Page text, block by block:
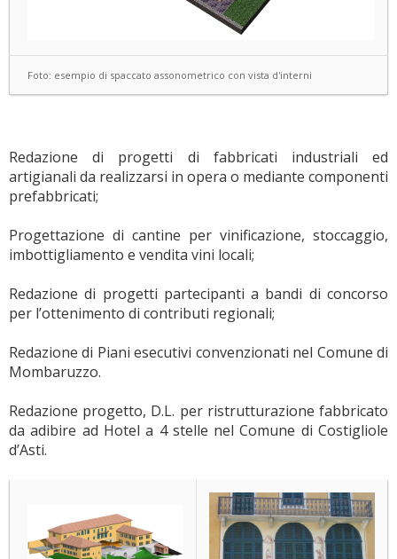
Foto: esempio di spaccato assonometrico con vista d'interni
Redazione di progetti di fabbricati industriali ed
artigianali da realizzarsi in opera o mediante componenti
prefabbricati;
Progettazione di cantine per vinificazione, stoccaggio,
imbottigliamento e vendita vini locali;
Redazione di progetti partecipanti a bandi di concorso
per l’ottenimento di contributi regionali;
Redazione di Piani esecutivi convenzionati nel Comune di
Mombaruzzo.
Redazione progetto, D.L. per ristrutturazione fabbricato
da adibire ad Hotel a 4 stelle nel Comune di Costigliole
d’Asti.